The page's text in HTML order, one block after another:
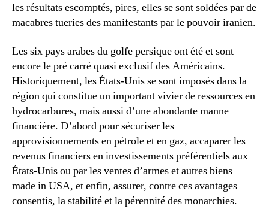
les résultats escomptés, pires, elles se sont soldées par de
macabres tueries des manifestants par le pouvoir iranien.
Les six pays arabes du golfe persique ont été et sont
encore le pré carré quasi exclusif des Américains.
Historiquement, les États-Unis se sont imposés dans la
région qui constitue un important vivier de ressources en
hydrocarbures, mais aussi d’une abondante manne
financière. D’abord pour sécuriser les
approvisionnements en pétrole et en gaz, accaparer les
revenus financiers en investissements préférentiels aux
États-Unis ou par les ventes d’armes et autres biens
made in USA, et enfin, assurer, contre ces avantages
consentis, la stabilité et la pérennité des monarchies.